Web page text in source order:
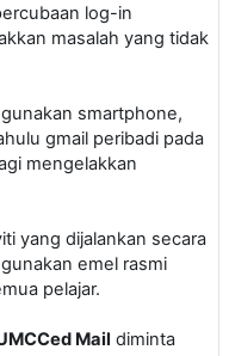
log-in
masalah yang tidak
smartphone,
gmail peribadi pada
mengelakkan
yang dijalankan secara
emel rasmi
pelajar.
Mail diminta